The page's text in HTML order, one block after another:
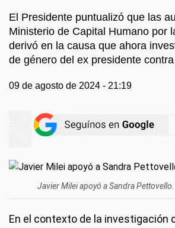
El Presidente puntualizó que las
Ministerio de Capital Humano por
derivó en la causa que ahora
de género del ex presidente
09 de agosto de 2024 - 21:19
Javier Milei apoyó a Sandra
En el contexto de la investigación